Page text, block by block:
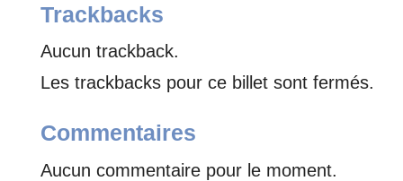
Trackbacks
Aucun trackback.
Les trackbacks pour ce billet sont fermés.
Commentaires
Aucun commentaire pour le moment.